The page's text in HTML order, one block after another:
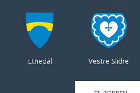
Etnedal Vestre Slidre